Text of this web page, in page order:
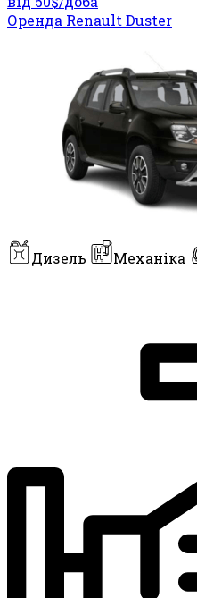
Оренда Renault Duster
Дизель Механіка